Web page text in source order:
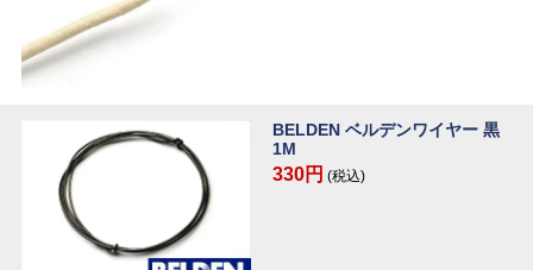
BELDEN ベルデンワイヤー 黒
1M
330円 (税込)